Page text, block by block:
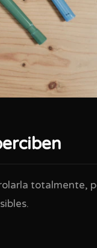
totalmente,